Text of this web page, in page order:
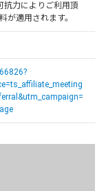
抗力によりご利用頂
が適用されます。